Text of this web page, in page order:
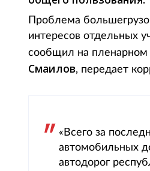
Проблема
интересов отдельных
сообщил на пленарном
Смаилов, передает
«Всего за
автомобильных
автодорог